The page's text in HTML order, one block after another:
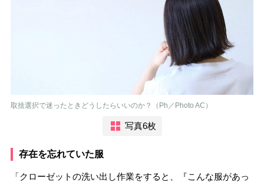
取捨選択で迷ったときどうしたらいいのか？（Ph／Photo AC）
写真6枚
存在を忘れていた服
「クローゼットの洗い出し作業をすると、『こんな服があっ